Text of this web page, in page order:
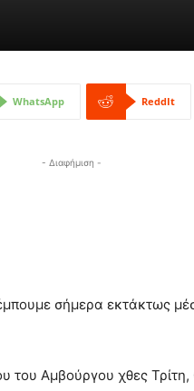
WhatsApp ReddIt
- Διαφήμιση -
σήμερα εκτάκτως
του Αμβούργου χθες